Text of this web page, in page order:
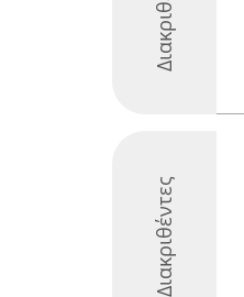
Διακριθέντες